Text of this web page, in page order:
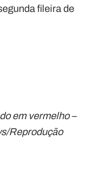
fileira de
em vermelho –
Reprodução